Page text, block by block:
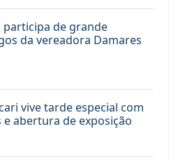
participa de grande
da vereadora Damares
vive tarde especial com
abertura de exposição